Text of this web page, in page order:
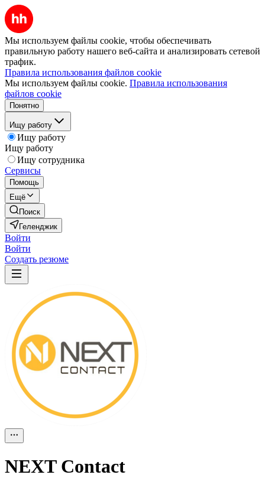
Мы используем файлы cookie, чтобы обеспечивать
правильную работу нашего веб-сайта и анализировать сетевой
трафик.
Правила использования файлов cookie
Мы используем файлы cookie. Правила использования
файлов cookie
Понятно
Ищу работу
Ищу работу
Ищу работу
Ищу сотрудника
Сервисы
Помощь
Ещё
Поиск
Геленджик
Войти
Войти
Создать резюме
NEXT Contact